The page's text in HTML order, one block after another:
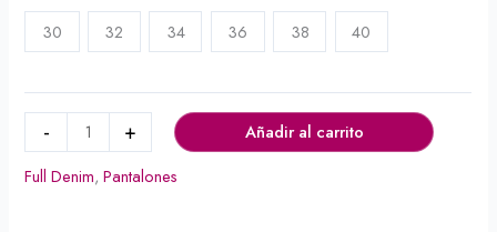
30
32 34 36 38 40
- +
Añadir al carrito
Full Denim,Pantalones